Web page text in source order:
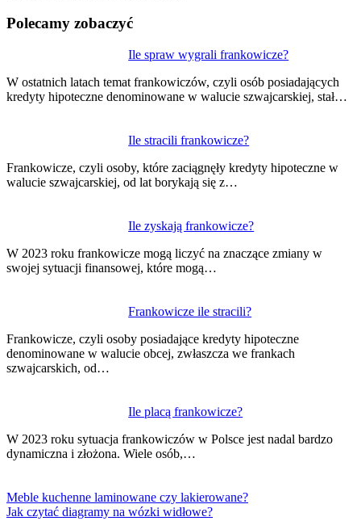
Polecamy zobaczyć
Ile spraw wygrali frankowicze?
W ostatnich latach temat frankowiczów, czyli osób posiadających
kredyty hipoteczne denominowane w walucie szwajcarskiej, stał…
Ile stracili frankowicze?
Frankowicze, czyli osoby, które zaciągnęły kredyty hipoteczne w
walucie szwajcarskiej, od lat borykają się z…
Ile zyskają frankowicze?
W 2023 roku frankowicze mogą liczyć na znaczące zmiany w
swojej sytuacji finansowej, które mogą…
Frankowicze ile stracili?
Frankowicze, czyli osoby posiadające kredyty hipoteczne
denominowane w walucie obcej, zwłaszcza we frankach
szwajcarskich, od…
Ile placą frankowicze?
W 2023 roku sytuacja frankowiczów w Polsce jest nadal bardzo
dynamiczna i złożona. Wiele osób,…
wpisu
Meble kuchenne laminowane czy lakierowane?
Jak czytać diagramy na wózki widłowe?